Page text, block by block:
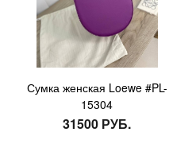
Сумка женская Loewe #PL-
15304
31500 РУБ.